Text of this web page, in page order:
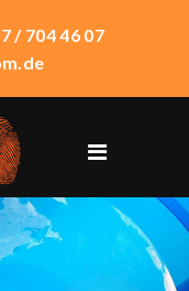
/ 704 46 07